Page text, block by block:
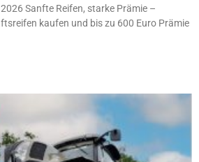
Sanfte Reifen, starke Prämie –
kaufen und bis zu 600 Euro Prämie